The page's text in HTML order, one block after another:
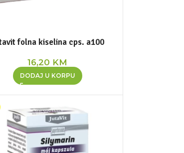
folna kiselina cps. a100
16,20 KM
DODAJ U KORPU